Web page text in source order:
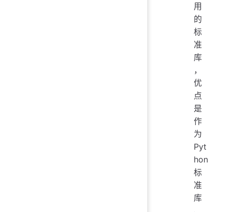
用
的
标
准
库
，
优
点
是
作
为
Pyt
hon
标
准
库